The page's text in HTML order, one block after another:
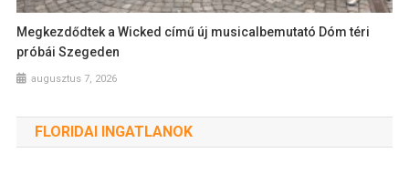
Megkezdődtek a Wicked című új musicalbemutató Dóm téri
próbái Szegeden
augusztus 7, 2026
FLORIDAI INGATLANOK